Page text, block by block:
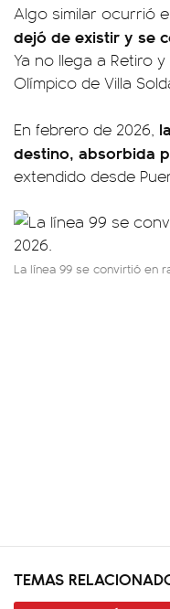
Algo similar ocurrió
dejó de existir y se
Ya no llega a Retiro
Olímpico de Villa
En febrero de 2026,
destino, absorbida
extendido desde
La línea 99 se convirtió en
TEMAS